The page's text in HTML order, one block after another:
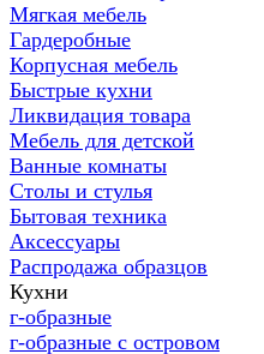
Мягкая мебель
Гардеробные
Корпусная мебель
Быстрые кухни
Ликвидация товара
Мебель для детской
Ванные комнаты
Столы и стулья
Бытовая техника
Аксессуары
Распродажа образцов
Кухни
г-образные
г-образные с островом